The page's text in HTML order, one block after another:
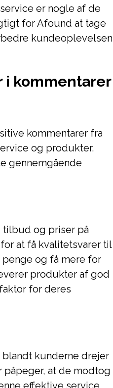
er nogle af de
for Afound at tage
kundeoplevelsen
i kommentarer
kommentarer fra
og produkter.
gennemgående
og priser på
at få kvalitetsvarer til
og få mere for
produkter af god
for deres
kunderne drejer
at de modtog
effektive service